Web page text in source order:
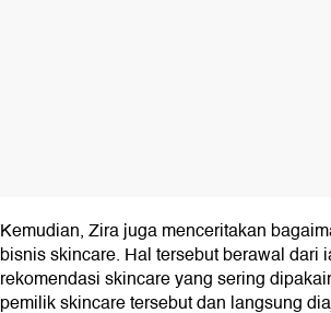
Kemudian, Zira juga menceritakan
bisnis skincare. Hal tersebut berawal dari
rekomendasi skincare yang sering
pemilik skincare tersebut dan langsung